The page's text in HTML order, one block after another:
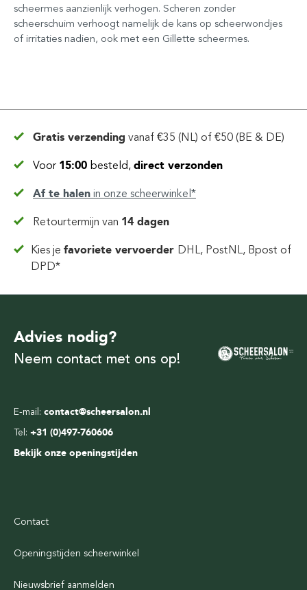
scheermes aanzienlijk verhogen. Scheren zonder
scheerschuim verhoogt namelijk de kans op scheerwondjes
of irritaties nadien, ook met een Gillette scheermes.
Gratis verzending vanaf €35 (NL) of €50 (BE & DE)
Voor 15:00 besteld, direct verzonden
Af te halen in onze scheerwinkel*
Retourtermijn van 14 dagen
Kies jefavoriete vervoerder DHL, PostNL, Bpost of
DPD*
E-mail: contact@scheersalon.nl
Tel: +31 (0)497-760606
Bekijk onze openingstijden
Advies nodig?
Neem contact met ons op!
Contact
Openingstijden scheerwinkel
Nieuwsbrief aanmelden